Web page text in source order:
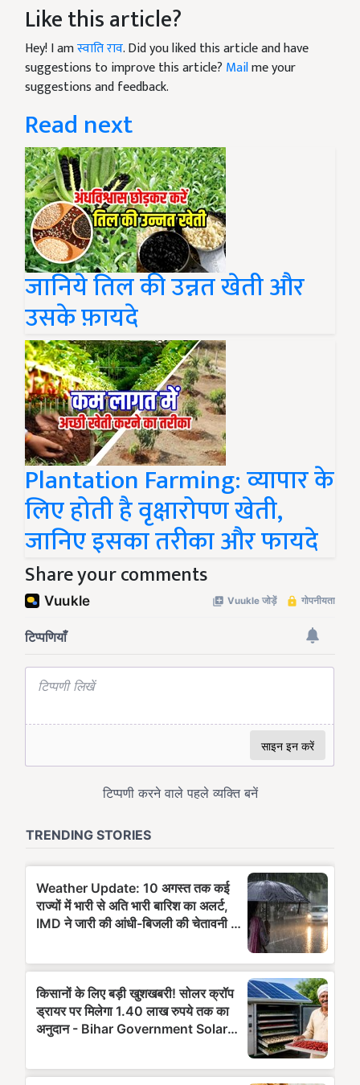
Like this article?
Hey! I amस्वाति राव. Did you liked this article and have
suggestions to improve this article? Mailme your
suggestions and feedback.
Read next
जानिये तिल की उन्नत खेती और
उसके फ़ायदे
Plantation Farming: व्यापार के
लिए होती है वृक्षारोपण खेती,
जानिए इसका तरीका और फायदे
Share your comments